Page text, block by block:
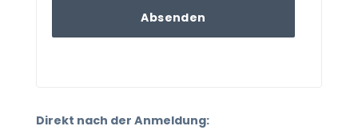
Direkt nach der Anmeldung: